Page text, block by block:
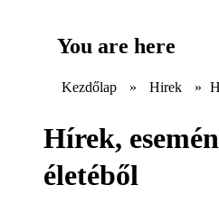
You are here
Kezdőlap » Hirek »
Hírek,
életéből